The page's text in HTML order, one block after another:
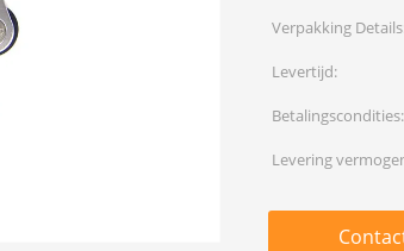
Verpakking
Levertijd:
Betalingscondities:
Levering